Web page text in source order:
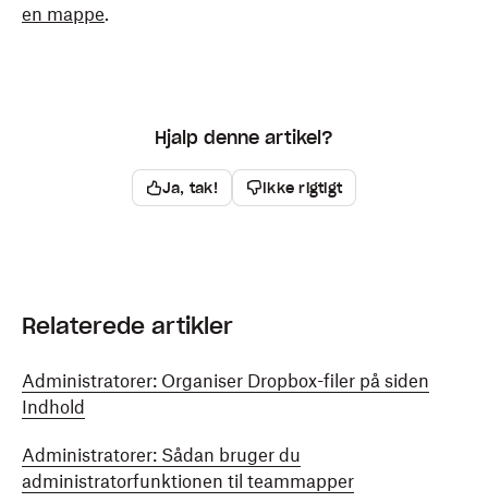
en mappe.
Hjalp denne artikel?
Ja, tak! Ikke rigtigt
Relaterede artikler
Administratorer: Organiser Dropbox-filer på siden
Indhold
Administratorer: Sådan bruger du
administratorfunktionen til teammapper